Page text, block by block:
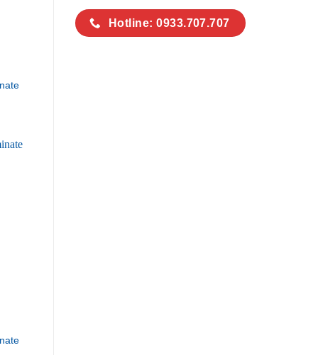
Hotline: 0933.707.707